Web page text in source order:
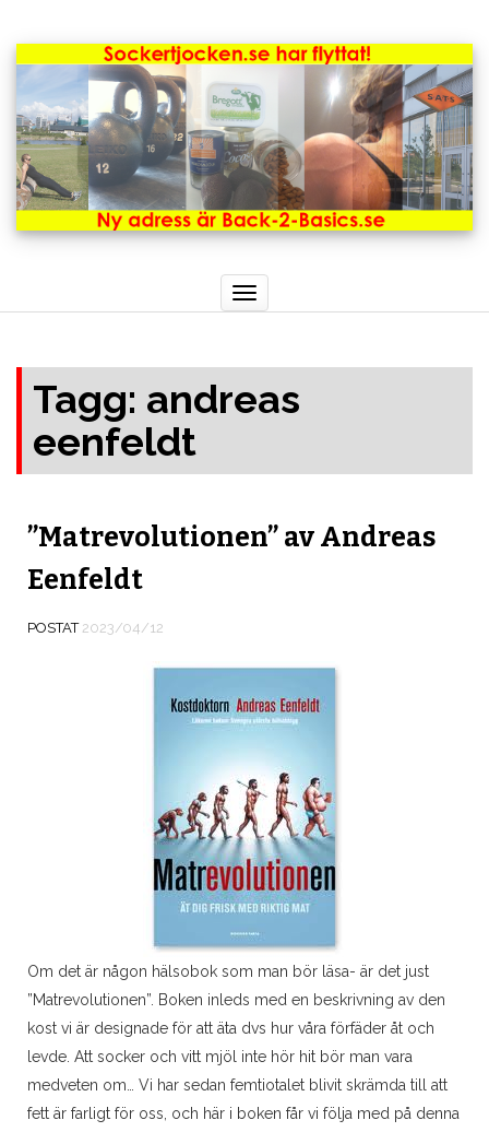
Toggle
navigation
Tagg: andreas
eenfeldt
”Matrevolutionen” av Andreas
Eenfeldt
POSTAT 2023/04/12
Om det är någon hälsobok som man bör läsa- är det just
”Matrevolutionen”. Boken inleds med en beskrivning av den
kost vi är designade för att äta dvs hur våra förfäder åt och
levde. Att socker och vitt mjöl inte hör hit bör man vara
medveten om… Vi har sedan femtiotalet blivit skrämda till att
fett är farligt för oss, och här i boken får vi följa med på denna